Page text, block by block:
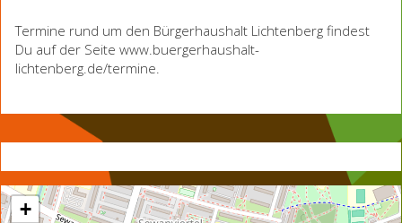
Termine rund um den Bürgerhaushalt Lichtenberg findest
Du auf der Seite www.buergerhaushalt-
lichtenberg.de/termine.
+